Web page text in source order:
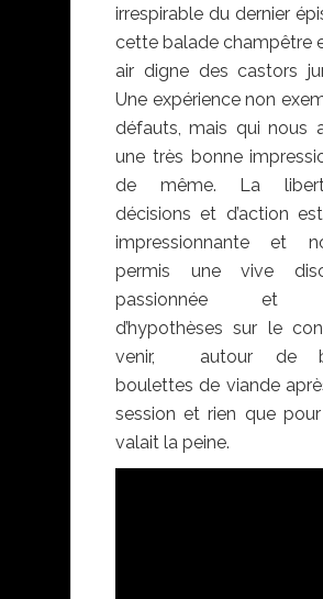
irrespirable du dernier
cette balade champêtre
air digne des castors
Une expérience non
défauts, mais qui nous
une très bonne
de même. La
décisions et d’action
impressionnante et
permis une vive
passionnée et
d’hypothèses sur le
venir, autour de
boulettes de viande
session et rien que
valait la peine.